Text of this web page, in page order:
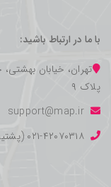
با ما در ارتباط باشید:
تهران، خیابان
پلاک ۹